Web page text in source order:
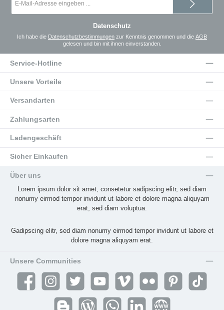
Mail-
Datenschutz
Ich habe die Datenschutzbestimmungen zur Kenntnis genommen und die AGB
gelesen und bin mit ihnen einverstanden.
Service-Hotline
Unsere Vorteile
Versandarten
Zahlungsarten
Ladengeschäft
Sicher Einkaufen
Über uns
Lorem ipsum dolor sit amet, consetetur sadipscing elitr, sed diam
nonumy eirmod tempor invidunt ut labore et dolore magna aliquyam
erat, sed diam voluptua.
Gadipscing elitr, sed diam nonumy eirmod tempor invidunt ut labore et
dolore magna aliquyam erat.
Unsere Communities
Facebook Instagram Twitter YouTube Vimeo Flickr Pinterest TikTok